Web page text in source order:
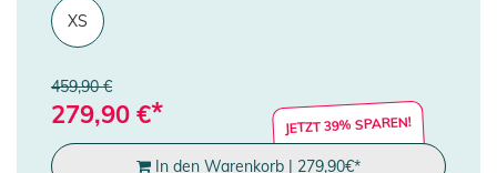
XS
459,90 €
279,90 €* JETZT 39% SPAREN!
In den Warenkorb | 279,90€*